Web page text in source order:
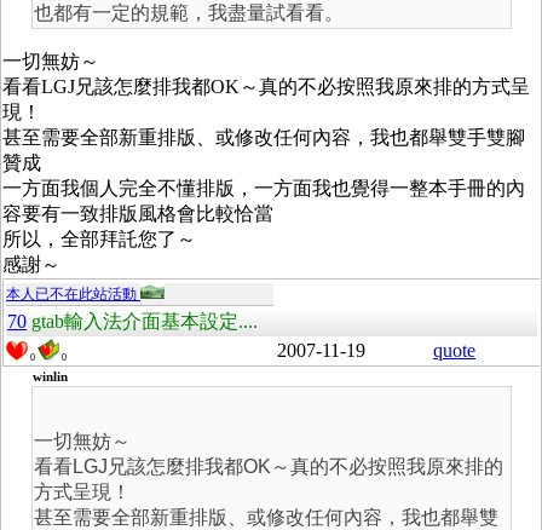
也都有一定的規範，我盡量試看看。
一切無妨～
看看LGJ兄該怎麼排我都OK～真的不必按照我原來排的方式呈
現！
甚至需要全部新重排版、或修改任何內容，我也都舉雙手雙腳
贊成
一方面我個人完全不懂排版，一方面我也覺得一整本手冊的內
容要有一致排版風格會比較恰當
所以，全部拜託您了～
感謝～
本人已不在此站活動
70 gtab輸入法介面基本設定....
0 0 2007-11-19 quote
winlin
一切無妨～
看看LGJ兄該怎麼排我都OK～真的不必按照我原來排的
方式呈現！
甚至需要全部新重排版、或修改任何內容，我也都舉雙